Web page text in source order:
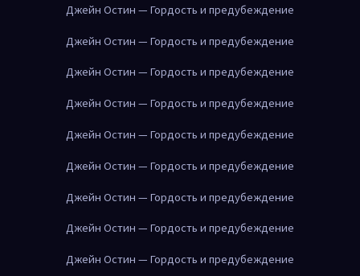
Джейн Остин — Гордость и предубеждение
Джейн Остин — Гордость и предубеждение
Джейн Остин — Гордость и предубеждение
Джейн Остин — Гордость и предубеждение
Джейн Остин — Гордость и предубеждение
Джейн Остин — Гордость и предубеждение
Джейн Остин — Гордость и предубеждение
Джейн Остин — Гордость и предубеждение
Джейн Остин — Гордость и предубеждение